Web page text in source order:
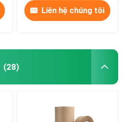
Liên hệ chúng tôi
(28)